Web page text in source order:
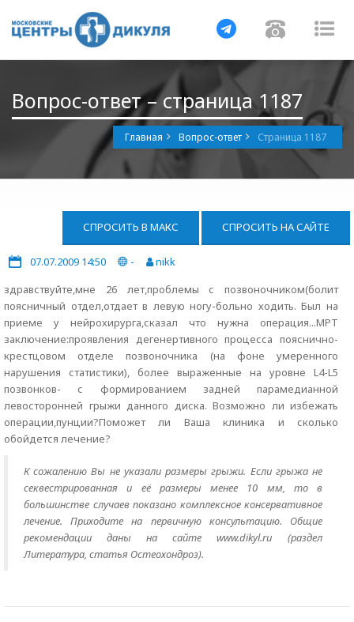
Навигация
Вопрос-ответ – страница 1187
Главная Вопрос-ответ Страница 1187
СПРОСИТЬ В МАКС СПРОСИТЬ НА САЙТЕ
07.07.2009 14:50 -
nikk
здравствуйте,мне 26 лет,проблемы с позвоночником(болит
поясничный отдел,отдает в левую ногу-больно ходить. Был на
приеме у нейрохирурга,сказал что нужна операция...МРТ
заключение:проявления дегенертивного процесса пояснично-
крестцовом отделе позвоночника (на фоне умеренного
нарушения статистики), более выраженные на уровне L4-L5
позвонков- с формированием задней парамедианной
левосторонней грыжи данного диска. Возможно ли избежать
операции,пунции?Поможет ли Ваша клиника и сколько
обойдется лечение?
К сожалению Вы не указали размеры грыжи. Если грыжа не
секвестрированная и её размеры менее 10 мм, то в
большинстве случаев показано комплексное консервативное
лечение. Приходите на первичную консультацию. Общие
рекомендации даны на сайте www.dikyl.ru (раздел
Литература, статья Остеохондроз).